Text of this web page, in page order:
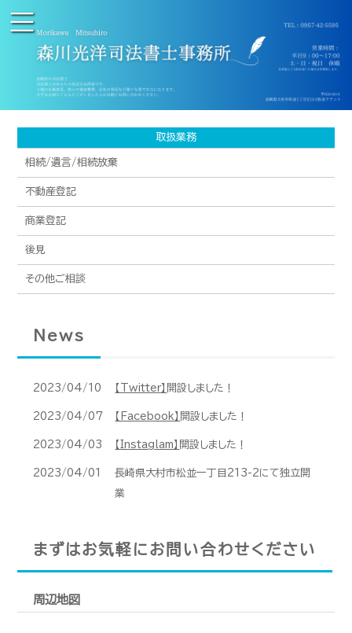
News
2023/04/10 【Twitter】 開設しました！
2023/04/07 【Facebook】 開設しました！
2023/04/03 【Instaglam】 開設しました！
2023/04/01
長崎県大村市松並一丁目213-2にて独立開
業
まずはお気軽にお問い合わせください
周辺地図
取扱業務
相続/遺言/相続放棄
不動産登記
商業登記
後見
その他ご相談